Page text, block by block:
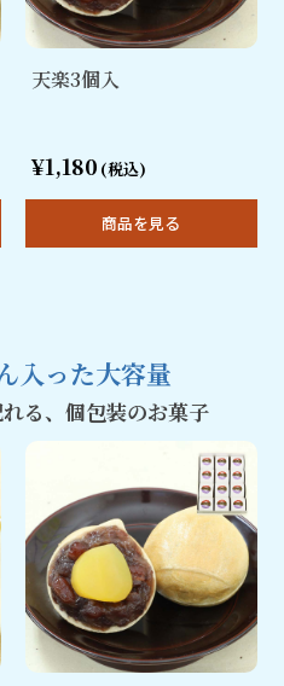
天楽3個入
¥1,180 (税込)
商品を見る
入った大容量
る、個包装のお菓子